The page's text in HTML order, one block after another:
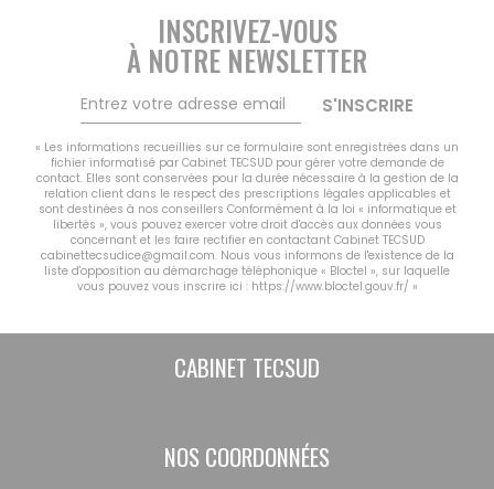
INSCRIVEZ-VOUS
À NOTRE NEWSLETTER
S'INSCRIRE
« Les informations recueillies sur ce formulaire sont enregistrées dans un
fichier informatisé par Cabinet TECSUD pour gérer votre demande de
contact. Elles sont conservées pour la durée nécessaire à la gestion de la
relation client dans le respect des prescriptions légales applicables et
sont destinées à nos conseillers Conformément à la loi « informatique et
libertés », vous pouvez exercer votre droit d'accès aux données vous
concernant et les faire rectifier en contactant Cabinet TECSUD
cabinettecsudice@gmail.com. Nous vous informons de l'existence de la
liste d'opposition au démarchage téléphonique « Bloctel », sur laquelle
vous pouvez vous inscrire ici : https://www.bloctel.gouv.fr/ »
CABINET TECSUD
NOS COORDONNÉES